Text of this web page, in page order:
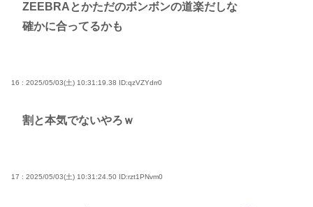
ZEEBRAとかただのボンボンの道楽だしな
確かに合ってるかも
16 : 2025/05/03(土) 10:31:19.38 ID:qzVZYdrr0
割と本気でないやろｗ
17 : 2025/05/03(土) 10:31:24.50 ID:rzt1PNvm0